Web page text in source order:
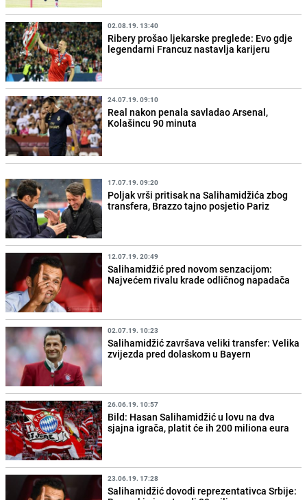
02.08.19. 13:40
Ribery prošao ljekarske preglede: Evo gdje
legendarni Francuz nastavlja karijeru
24.07.19. 09:10
Real nakon penala savladao Arsenal,
Kolašincu 90 minuta
17.07.19. 09:20
Poljak vrši pritisak na Salihamidžića zbog
transfera, Brazzo tajno posjetio Pariz
12.07.19. 20:49
Salihamidžić pred novom senzacijom:
Najvećem rivalu krade odličnog napadača
02.07.19. 10:23
Salihamidžić završava veliki transfer: Velika
zvijezda pred dolaskom u Bayern
26.06.19. 10:57
Bild: Hasan Salihamidžić u lovu na dva
sjajna igrača, platit će ih 200 miliona eura
23.06.19. 17:28
Salihamidžić dovodi reprezentativca Srbije: